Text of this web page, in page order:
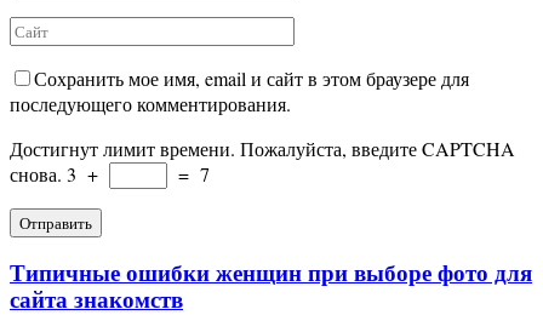
Сохранить мое имя, email и сайт в этом браузере для
последующего комментирования.
Достигнут лимит времени. Пожалуйста, введите CAPTCHA
снова. 3 + = 7
Типичные ошибки женщин при выборе фото для
сайта знакомств